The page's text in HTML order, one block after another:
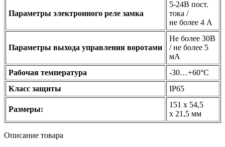
Параметры электронного реле замка
5-24В пост.
тока /
не более 4 А
Параметры выхода управления воротами
Не более 30В
/ не более 5
мА
Рабочая температура
-30…+60°C
Класс защиты
IP65
Размеры:
151 х 54,5
х 21,5 мм
Описание товара